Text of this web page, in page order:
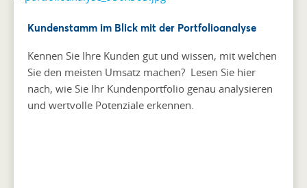
Kundenstamm im Blick mit der Portfolioanalyse
Kennen Sie Ihre Kunden gut und wissen, mit welchen
Sie den meisten Umsatz machen? Lesen Sie hier
nach, wie Sie Ihr Kundenportfolio genau analysieren
und wertvolle Potenziale erkennen.